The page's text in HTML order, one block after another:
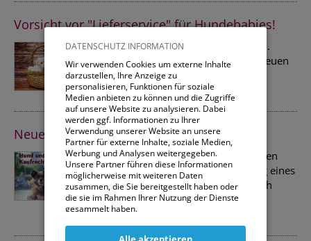
DATENSCHUTZ INFORMATION
Wir verwenden Cookies um externe Inhalte
darzustellen, Ihre Anzeige zu
personalisieren, Funktionen für soziale
Medien anbieten zu können und die Zugriffe
auf unsere Website zu analysieren. Dabei
werden ggf. Informationen zu Ihrer
Verwendung unserer Website an unsere
Partner für externe Inhalte, soziale Medien,
Werbung und Analysen weitergegeben.
Unsere Partner führen diese Informationen
möglicherweise mit weiteren Daten
zusammen, die Sie bereitgestellt haben oder
die sie im Rahmen Ihrer Nutzung der Dienste
gesammelt haben.
Sie können entweder allen externen Services
Vorsicht vor "Lieferservice" für Hundebabies!
Anlässlich des Welthundetages am 10.
Oktober warnen TOW und ÖKV vor neuen
Methoden der Online-Tierhändler.
»Mehr Informationen
Neue Broschüre: Hund und Kaufrecht
Sie wollen einen Hund kaufen? Erfahren
Sie, was rechtlich bei der Anschaffung eines
Vierbeiners zu beachten ist. Jetzt gleich
herunterladen oder bestellen!
»Mehr Informationen